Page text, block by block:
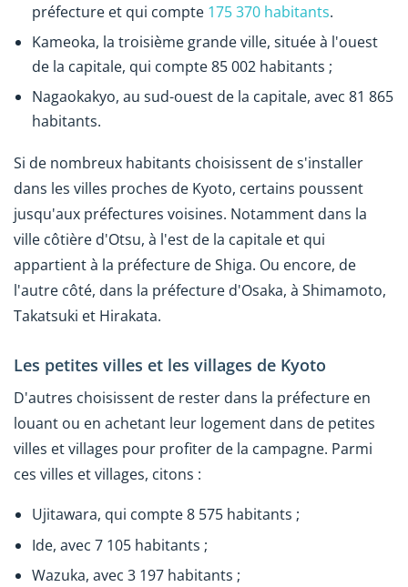
préfecture et qui compte 175 370 habitants.
Kameoka, la troisième grande ville, située à l'ouest
de la capitale, qui compte 85 002 habitants ;
Nagaokakyo, au sud-ouest de la capitale, avec 81 865
habitants.
Si de nombreux habitants choisissent de s'installer
dans les villes proches de Kyoto, certains poussent
jusqu'aux préfectures voisines. Notamment dans la
ville côtière d'Otsu, à l'est de la capitale et qui
appartient à la préfecture de Shiga. Ou encore, de
l'autre côté, dans la préfecture d'Osaka, à Shimamoto,
Takatsuki et Hirakata.
Les petites villes et les villages de Kyoto
D'autres choisissent de rester dans la préfecture en
louant ou en achetant leur logement dans de petites
villes et villages pour profiter de la campagne. Parmi
ces villes et villages, citons :
Ujitawara, qui compte 8 575 habitants ;
Ide, avec 7 105 habitants ;
Wazuka, avec 3 197 habitants ;